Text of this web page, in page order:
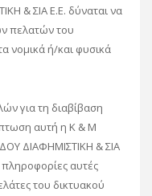
& ΣΙΑ Ε.Ε. δύναται να
πελατών του
νομικά ή/και φυσικά
για τη διαβίβαση
αυτή η K & M
ΔΙΑΦΗΜΙΣΤΙΚΗ & ΣΙΑ
πληροφορίες αυτές
του δικτυακού